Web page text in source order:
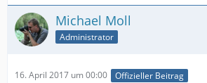
Michael Moll
Administrator
16. April 2017 um 00:00 Offizieller Beitrag